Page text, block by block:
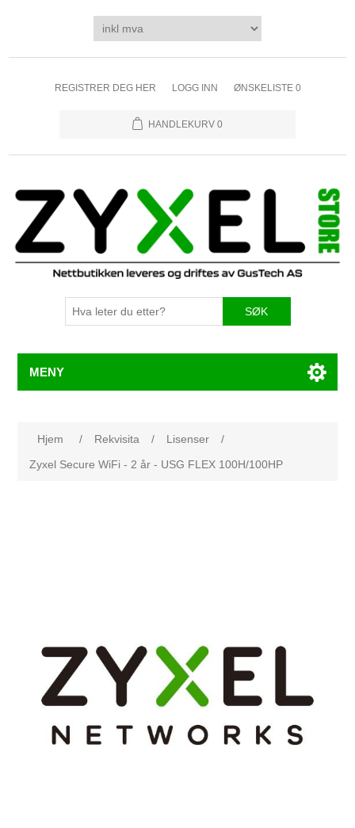
REGISTRER DEG HER LOGG INN ØNSKELISTE 0
HANDLEKURV 0
SØK
MENY
Hjem / Rekvisita / Lisenser
/
Zyxel Secure WiFi - 2 år - USG FLEX 100H/100HP